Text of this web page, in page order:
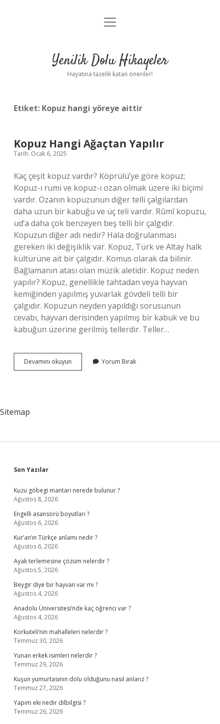
Anasayfa
Yasal Uyarı
menüyü
Yenilik Dolu Hikayeler
Hayatına tazelik katan öneriler!
Etiket: Kopuz hangi yöreye aittir
Kopuz Hangi Ağaçtan Yapılır
Tarih: Ocak 6, 2025
Kaç çeşit kopuz vardır? Köprülü’ye göre kopuz;
Kopuz-ı rumi ve kopuz-ı ozan olmak üzere iki biçimi
vardır. Ozanın kopuzunun diğer telli çalgılardan
daha uzun bir kabuğu ve üç teli vardır. Rûmî kopuzu,
ud’a daha çok benzeyen beş telli bir çalgıdır.
Kopuzun diğer adı nedir? Hala doğrulanması
gereken iki değişiklik var. Kopuz, Türk ve Altay halk
kültürüne ait bir çalgıdır. Komus olarak da bilinir.
Bağlamanın atası olan müzik aletidir. Kopuz neden
yapılır? Kopuz, genellikle tahtadan veya hayvan
kemiğinden yapılmış yuvarlak gövdeli telli bir
çalgıdır. Kopuzun neyden yapıldığı sorusunun
cevabı, hayvan derisinden yapılmış bir kabuk ve bu
kabuğun üzerine gerilmiş tellerdir. Teller…
Devamını okuyun
Hangi
Yorum Bırak
Sitemap
Sidebar
Son Yazılar
Kuzu göbegi mantarı nerede bulunur ?
Ağustos 8, 2026
Engelli asansörü boyutları ?
Ağustos 6, 2026
Kur’an’ın Türkçe anlamı nedir ?
Ağustos 6, 2026
Ayak terlemesine çözüm nelerdir ?
Ağustos 5, 2026
Beygir diye bir hayvan var mı ?
Ağustos 4, 2026
Anadolu Üniversitesi’nde kaç öğrenci var ?
Ağustos 4, 2026
Korkuteli’nin mahalleleri nelerdir ?
Temmuz 30, 2026
Yunan erkek isimleri nelerdir ?
Temmuz 29, 2026
Kuşun yumurtasının dolu olduğunu nasıl anlarız ?
Temmuz 27, 2026
Yapım eki nedir dilbilgisi ?
Temmuz 26, 2026